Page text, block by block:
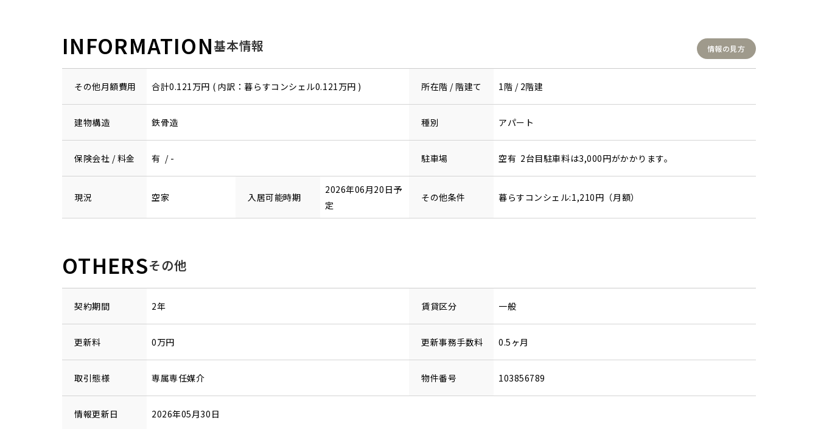
INFORMATION基本情報 情報の見方
その他月額費用 合計0.121万円 ( 内訳：暮らすコンシェル0.121万円 ) 所在階 / 階建て 1階 / 2階建
建物構造 鉄骨造 種別 アパート
保険会社 / 料金 有 / - 駐車場 空有 2台目駐車料は3,000円がかかります。
現況 空家 入居可能時期
2026年06月20日予
定
その他条件 暮らすコンシェル:1,210円（月額）
OTHERSその他
契約期間 2年 賃貸区分 一般
更新料 0万円 更新事務手数料 0.5ヶ月
取引態様 専属専任媒介 物件番号 103856789
情報更新日 2026年05月30日